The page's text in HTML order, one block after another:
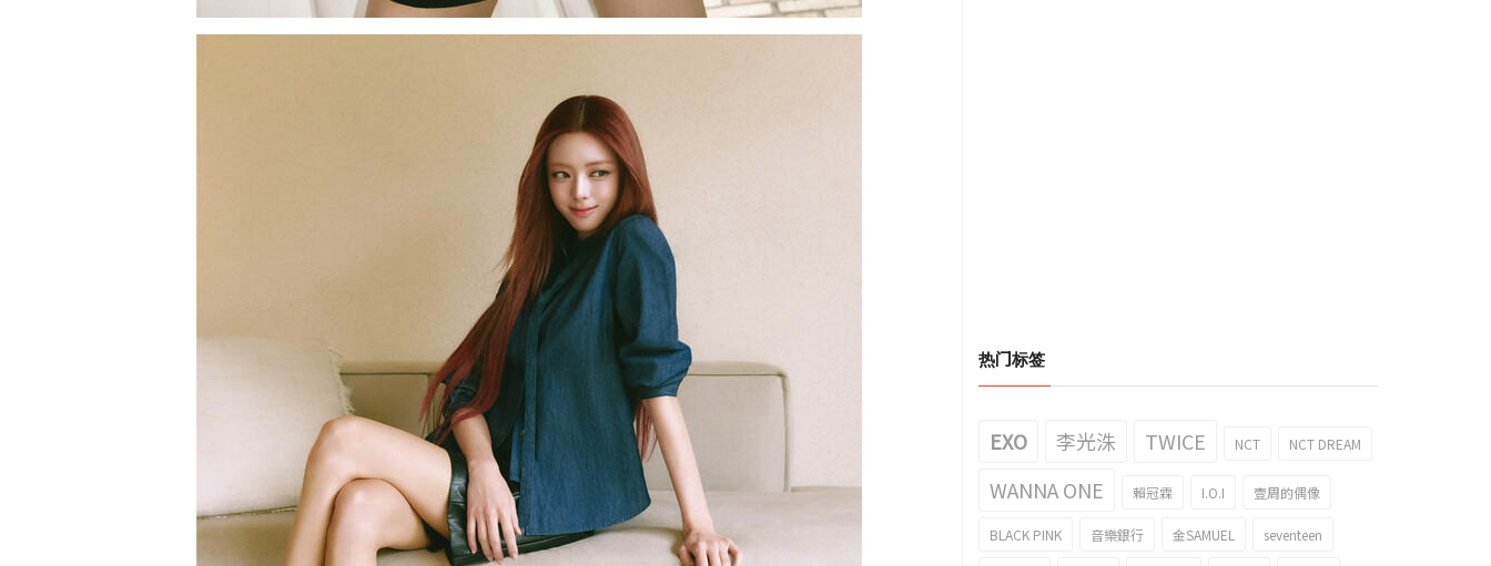
热门标签
EXO 李光洙 TWICE NCT NCT DREAM
WANNA ONE 賴冠霖 I.O.I 壹周的偶像
BLACK PINK 音樂銀行 金SAMUEL seventeen